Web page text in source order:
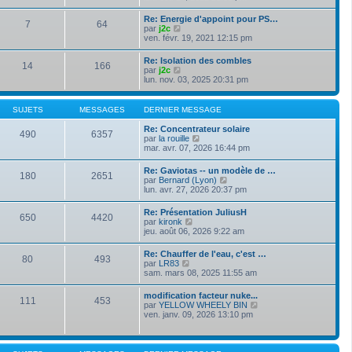
s
s
a
e
e
r
m
e
s
s
a
e
r
n
e
r
m
e
s
s
a
e
l
e
d
e
r
e
r
m
e
s
s
a
g
7 64
Re: Energie d'appoint pour PS…
par j2c
o
r
l
e
d
e
r
n
i
e
r
m
e
s
s
a
g
ven. févr. 19, 2021 12:15 pm
14 166
Re: Isolation des combles
par j2c
o
r
l
d
e
r
n
i
e
r
m
e
s
s
a
lun. nov. 03, 2025 20:31 pm
SUJETS MESSAGES DERNIER MESSAGE
490 6357
Re: Concentrateur solaire
par la rouille
o
l
e
d
e
r
i
e
r
m
e
s
s
a
g
e
mar. avr. 07, 2026 16:44 pm
180 2651
Re: Gaviotas -- un modèle de …
par Bernard (Lyon)
o
r
l
e
d
e
r
i
e
r
m
e
s
a
lun. avr. 27, 2026 20:37 pm
650 4420
Re: Présentation JuliusH
par kironk
o
l
e
d
e
r
n
r
m
jeu. août 06, 2026 9:22 am
80 493
Re: Chauffer de l'eau, c'est …
par LR83
o
l
e
d
r
n
sam. mars 08, 2025 11:55 am
111 453
modification facteur nuke...
par YELLOW WHEELY BIN
l
ven. janv. 09, 2026 13:10 pm